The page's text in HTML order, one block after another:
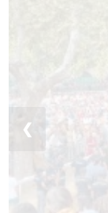
❮